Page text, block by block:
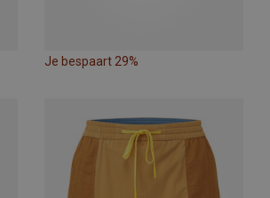
Je bespaart 29%